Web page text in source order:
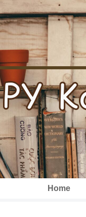
Home